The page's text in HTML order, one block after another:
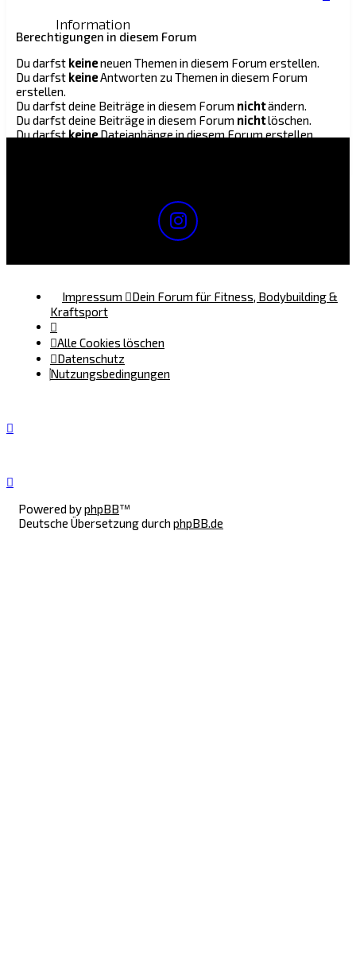
Information
Berechtigungen in diesem Forum
Du darfst keineneuen Themen in diesem Forum erstellen.
Du darfst keineAntworten zu Themen in diesem Forum
erstellen.
Du darfst deine Beiträge in diesem Forum nichtändern.
Du darfst deine Beiträge in diesem Forum nichtlöschen.
Du darfstkeineDateianhänge in diesem Forum erstellen.
Impressum
Dein Forum für Fitness, Bodybuilding &
Kraftsport
Alle Cookies löschen
Datenschutz
Nutzungsbedingungen
Powered byphpBB™
Deutsche Übersetzung durch phpBB.de